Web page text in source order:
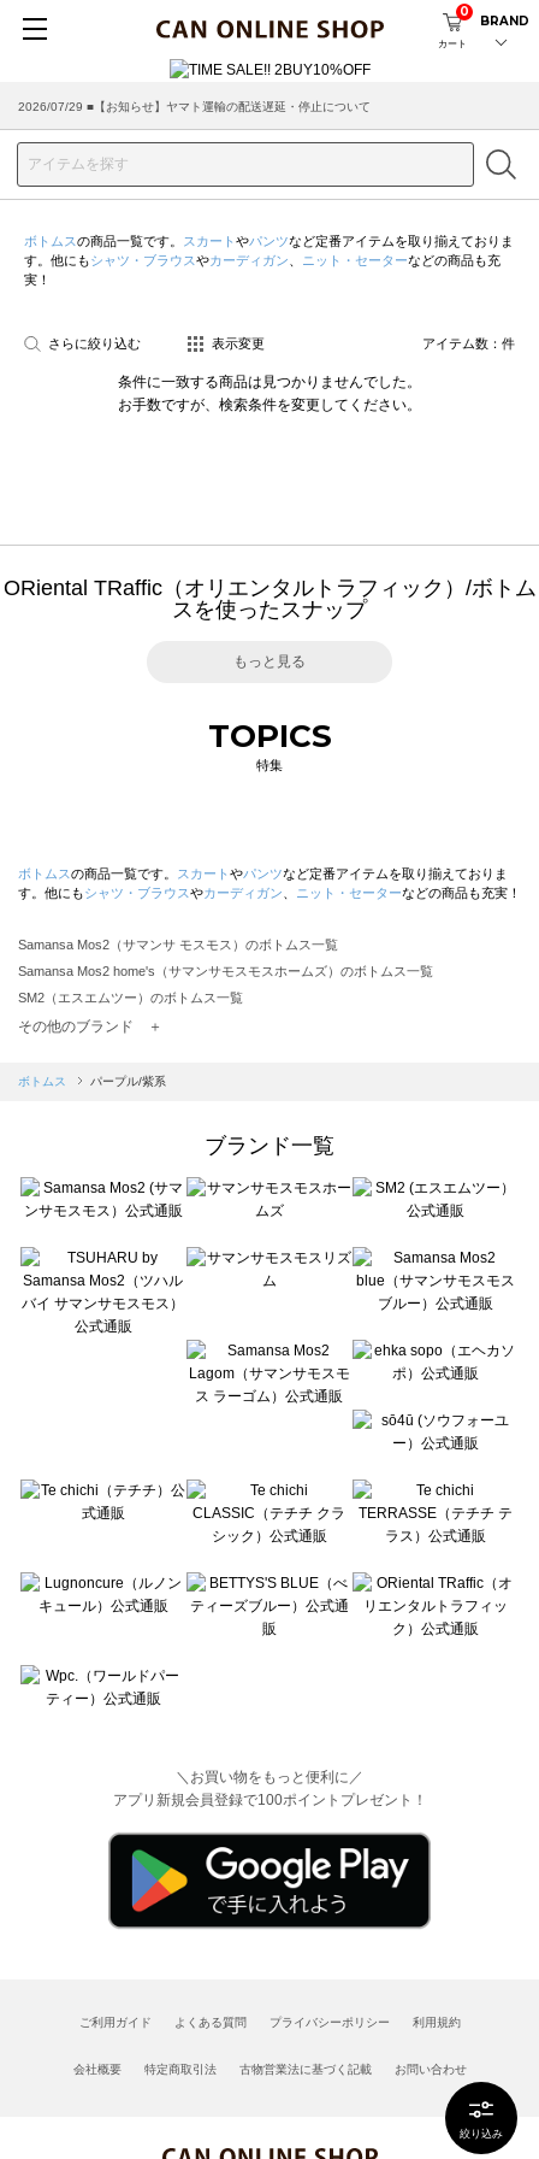
カート
0
BRAND
2026/07/29 ■【お知らせ】ヤマト運輸の配送遅延・停止について
絞り込み
ボトムスの商品一覧です。 スカート やパンツなど定番アイテムを取り揃えておりま
す。他にもシャツ・ブラウスやカーディガン ニット・セーターなどの商品も充
実！
さらに絞り込む 表示変更 アイテム数： 件
条件に一致する商品は見つかりませんでした。
お手数ですが、検索条件を変更してください。
ORiental TRaffic（オリエンタルトラフィック）/ボトム
スを使ったスナップ
もっと見る
TOPICS
特集
ボトムスの商品一覧です。 スカート やパンツなど定番アイテムを取り揃えておりま
す。他にもシャツ・ブラウスやカーディガン ニット・セーターなどの商品も充実！
Samansa Mos2（サマンサ モスモス）のボトムス一覧
Samansa Mos2 home's（サマンサモスモスホームズ）のボトムス一覧
SM2（エスエムツー）のボトムス一覧
TSUHARU by Samansa Mos2（ツハルバイサマンサモスモス）のボトムス一覧
Samansa Mos2 blue（サマンサモスモス ブルー）のボトムス一覧
sō4ū（ソウフォーユー）のボトムス一覧
Te chichi（テチチ）のボトムス一覧
Te chichi CLASSIC（テチチ クラシック）のボトムス一覧
Lugnoncure（ルノンキュール）のボトムス一覧
BETTY'S BLUE（べティーズブルー）のボトムス一覧
Wpc.（ワールドパーティー）のボトムス一覧
その他のブランド ＋
ボトムス パープル/紫系
ブランド一覧
＼お買い物をもっと便利に／
アプリ新規会員登録で100ポイントプレゼント！
ご利用ガイド よくある質問 プライバシーポリシー 利用規約
会社概要 特定商取引法 古物営業法に基づく記載 お問い合わせ